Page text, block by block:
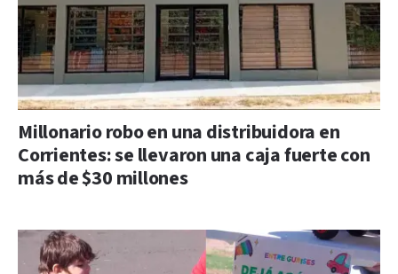
Millonario robo en una distribuidora en
Corrientes: se llevaron una caja fuerte con
más de $30 millones